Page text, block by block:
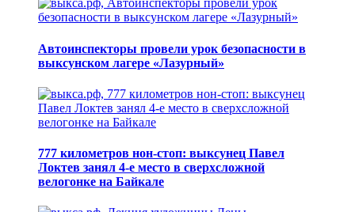
Автоинспекторы провели урок безопасности в
выксунском лагере «Лазурный»
777 километров нон-стоп: выксунец Павел
Локтев занял 4-е место в сверхсложной
велогонке на Байкале